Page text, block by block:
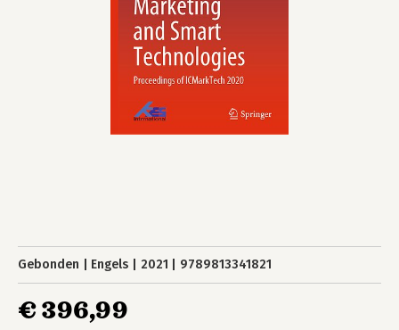
Gebonden Engels 2021 9789813341821
€ 396,99